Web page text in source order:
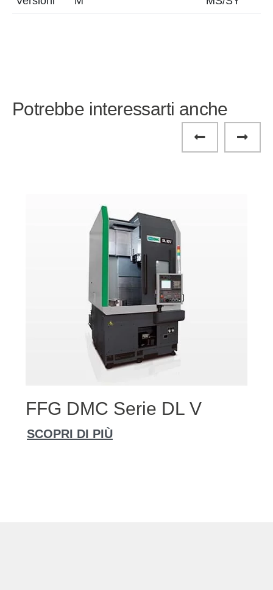
Potrebbe interessarti anche
FFG DMC Serie DL V
SCOPRI DI PIÙ